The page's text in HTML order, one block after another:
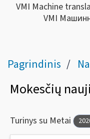
VMI Machine
VMI
Pagrindinis
Mokesčių
Turinys su Metai